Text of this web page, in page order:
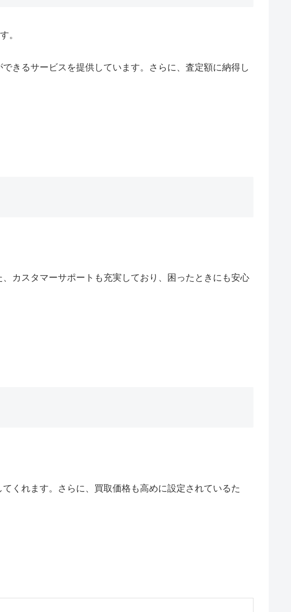
。
きるサービスを提供しています。さらに、査定額に納得し
カスタマーサポートも充実しており、困ったときにも安心
くれます。さらに、買取価格も高めに設定されているた